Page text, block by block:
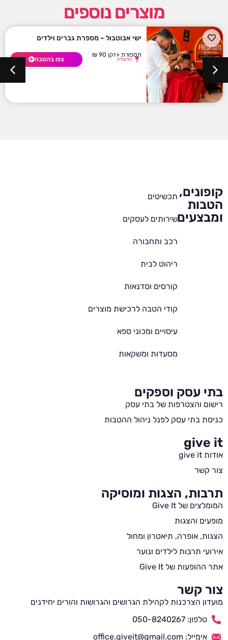
מוצרים נוספים
ישי אבוטבול – מספרת גברים וילדים
תספורת +זקן 90 ₪
הרצליה צפו בהטבה
קופונים,
הטבות
ומבצעים
תכשיטים
שירותים לעסקים
רכב ותחבורה
ריהוט לבית
קורסים וסדנאות
קודי הטבה לרכישת מוצרים
עיסויים ומכוני ספא
מסעדות ומשקאות
בתי עסק וספקים
רישום והצטרפות של בתי עסק
כניסת בתי עסק לפנל ניהול ההטבות
give it
אודות give it
צור קשר
תרבות, הצגות ומוסיקה
המומלצים של Give It
מופעים והצגות
הצגות, אופרה, תיאטרון ומחול
אירועי תרבות לילדים ונוער
אתר ההופעות של Give It
צור קשר
מועדון הצרכנות לקהילת הגרושים והגרושות והורים יחידנים
טלפון: 050-8240267
אימייל: office.giveit@gmail.com